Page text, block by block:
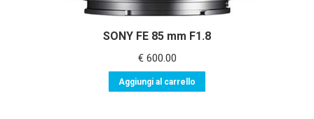
SONY FE 85 mm F1.8
€600.00
Aggiungi al carrello